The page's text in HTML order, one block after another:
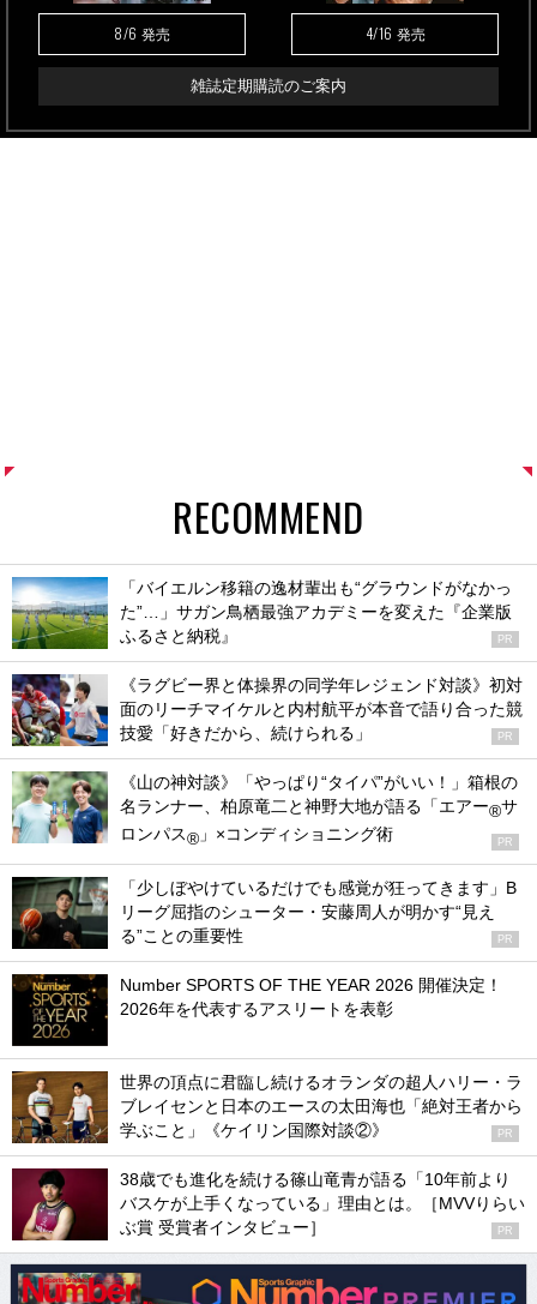
8/6 発売 4/16 発売
雑誌定期購読のご案内
RECOMMEND
「バイエルン移籍の逸材輩出も“グラウンドがなかっ
た”…」サガン鳥栖最強アカデミーを変えた『企業版
ふるさと納税』
PR
《ラグビー界と体操界の同学年レジェンド対談》初対
面のリーチマイケルと内村航平が本音で語り合った競
技愛「好きだから、続けられる」
PR
《山の神対談》「やっぱり“タイパ”がいい！」箱根の
名ランナー、柏原竜二と神野大地が語る「エアー®サ
ロンパス® 」×コンディショニング術 PR
「少しぼやけているだけでも感覚が狂ってきます」B
リーグ屈指のシューター・安藤周人が明かす“見え
る”ことの重要性
PR
Number SPORTS OF THE YEAR 2026 開催決定！
2026年を代表するアスリートを表彰
世界の頂点に君臨し続けるオランダの超人ハリー・ラ
ブレイセンと日本のエースの太田海也「絶対王者から
学ぶこと」《ケイリン国際対談②》
PR
38歳でも進化を続ける篠山竜青が語る「10年前より
バスケが上手くなっている」理由とは。［MVVりらい
ぶ賞 受賞者インタビュー］
PR